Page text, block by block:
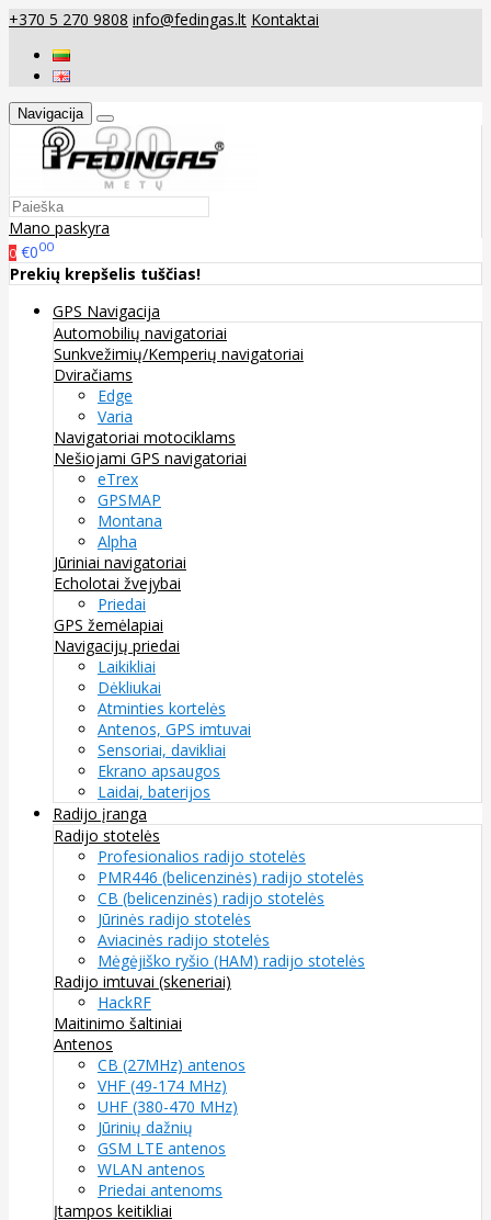
+370 5 270 9808 info@fedingas.lt Kontaktai
Navigacija
Mano paskyra
0 €000
Prekių krepšelis tuščias!
GPS Navigacija
Automobilių navigatoriai
Sunkvežimių/Kemperių navigatoriai
Dviračiams
Edge
Varia
Navigatoriai motociklams
Nešiojami GPS navigatoriai
eTrex
GPSMAP
Montana
Alpha
Jūriniai navigatoriai
Echolotai žvejybai
Priedai
GPS žemėlapiai
Navigacijų priedai
Laikikliai
Dėkliukai
Atminties kortelės
Antenos, GPS imtuvai
Sensoriai, davikliai
Ekrano apsaugos
Laidai, baterijos
Radijo įranga
Radijo stotelės
Profesionalios radijo stotelės
PMR446 (belicenzinės) radijo stotelės
CB (belicenzinės) radijo stotelės
Jūrinės radijo stotelės
Aviacinės radijo stotelės
Mėgėjiško ryšio (HAM) radijo stotelės
Radijo imtuvai (skeneriai)
HackRF
Maitinimo šaltiniai
Antenos
CB (27MHz) antenos
VHF (49-174 MHz)
UHF (380-470 MHz)
Jūrinių dažnių
GSM LTE antenos
WLAN antenos
Priedai antenoms
Įtampos keitikliai